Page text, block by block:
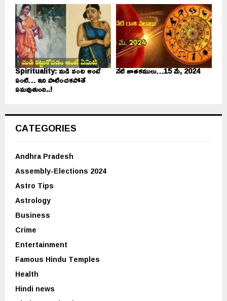
Spirituality: మడి వంట అంటే
ఏంటి… ఇది పాటించకపోతే
ఏమవుతుంది..!
నేటి జాతకములు…15 మే, 2024
CATEGORIES
Andhra Pradesh
Assembly-Elections 2024
Astro Tips
Astrology
Business
Crime
Entertainment
Famous Hindu Temples
Health
Hindi news